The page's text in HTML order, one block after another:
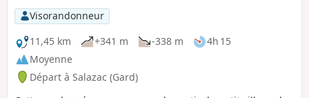
Visorandonneur
11,45 km
+341 m -338 m
4h 15
Moyenne
Départ à Salazac (Gard)